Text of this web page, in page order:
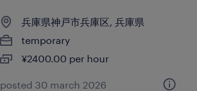
兵庫県神戸市兵庫区, 兵庫県
temporary
¥2400.00 per hour
posted 30 march 2026